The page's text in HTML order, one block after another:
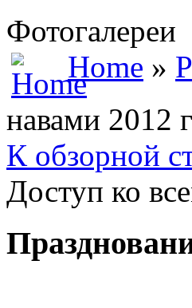
Фотогалереи
Home »
навами 2012
К обзорной
Доступ ко